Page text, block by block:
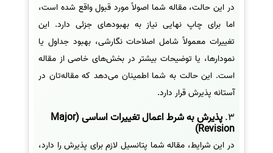
در این حالت، مقاله شما اصولاً مورد قبول واقع شده است،
اما برای چاپ نهایی نیاز به بهبودهای جزئی دارد. این
تغییرات معمولاً شامل اصلاحات نگارشی، بهبود جداول یا
نمودارها، یا توضیحات بیشتر در بخش‌های خاصی از مقاله
است. این حالت به شما اطمینان می‌دهد که مقاله‌تان در
آستانه پذیرش قرار دارد.
3. پذیرش به شرط اعمال تغییرات اساسی (Major
Revision)
در این شرایط، مقاله شما پتانسیل لازم برای پذیرش را دارد،